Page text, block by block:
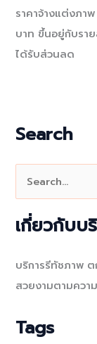
ราคาจ้างแต่งภ
บาท ขึ้นอยู่กับรา
ได้รับส่วนลด
Search
r
เกี่ยวกับบ
บริการรีทัชภาพ
สวยงามตามควา
Tags